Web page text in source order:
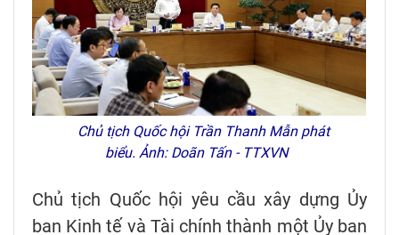
Chủ tịch Quốc hội Trần Thanh Mẫn phát
biểu. Ảnh: Doãn Tấn - TTXVN
Chủ tịch Quốc hội yêu cầu xây dựng Ủy
ban Kinh tế và Tài chính thành một Ủy ban